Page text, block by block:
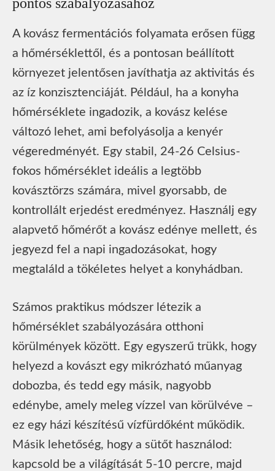
A kovász fermentációs folyamata erősen függ
a hőmérséklettől, és a pontosan beállított
környezet jelentősen javíthatja az aktivitás és
az íz konzisztenciáját. Például, ha a konyha
hőmérséklete ingadozik, a kovász kelése
változó lehet, ami befolyásolja a kenyér
végeredményét. Egy stabil, 24-26 Celsius-
fokos hőmérséklet ideális a legtöbb
kovásztörzs számára, mivel gyorsabb, de
kontrollált erjedést eredményez. Használj egy
alapvető hőmérőt a kovász edénye mellett, és
jegyezd fel a napi ingadozásokat, hogy
megtaláld a tökéletes helyet a konyhádban.
Számos praktikus módszer létezik a
hőmérséklet szabályozására otthoni
körülmények között. Egy egyszerű trükk, hogy
helyezd a kovászt egy mikrózható műanyag
dobozba, és tedd egy másik, nagyobb
edénybe, amely meleg vízzel van körülvéve –
ez egy házi készítésű vízfürdőként működik.
Másik lehetőség, hogy a sütőt használod:
kapcsold be a világítását 5-10 percre, majd